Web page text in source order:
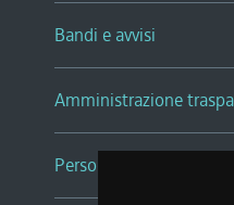
Bandi e avvisi
Amministrazione
Persone e Uffici